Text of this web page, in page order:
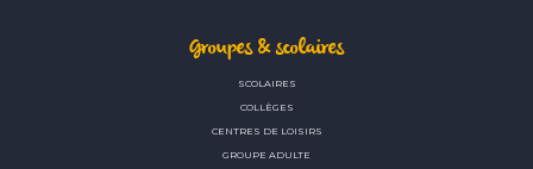
Groupes & scolaires
SCOLAIRES
COLLÈGES
CENTRES DE LOISIRS
GROUPE ADULTE